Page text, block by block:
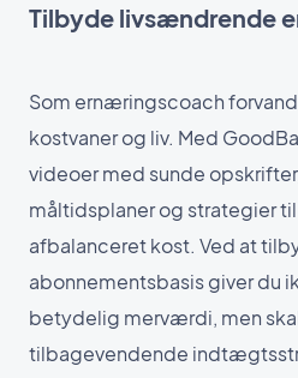
Tilbyde livsændrende
Som ernæringscoach
kostvaner og liv. Med
videoer med sunde
måltidsplaner og strategier
afbalanceret kost. Ved at
abonnementsbasis giver du
betydelig merværdi, men
tilbagevendende